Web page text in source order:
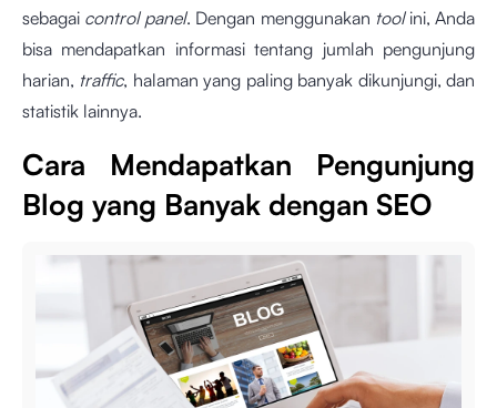
sebagai control panel. Dengan menggunakan tool ini, Anda
bisa mendapatkan informasi tentang jumlah pengunjung
harian, traffic, halaman yang paling banyak dikunjungi, dan
statistik lainnya.
Cara Mendapatkan Pengunjung
Blog yang Banyak dengan SEO